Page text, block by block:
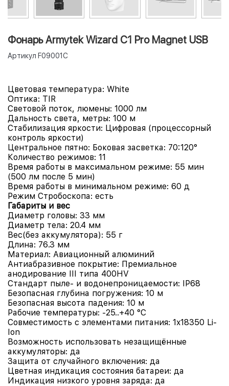
Фонарь Armytek Wizard C1 Pro Magnet USB
Артикул F09001C
Цветовая температура: White
Оптика: TIR
Световой поток, люмены: 1000 лм
Дальность света, метры: 100 м
Стабилизация яркости: Цифровая (процессорный
контроль яркости)
Центральное пятно: Боковая засветка: 70:120°
Количество режимов: 11
Время работы в максимальном режиме: 55 мин
(500 лм после 5 мин)
Время работы в минимальном режиме: 60 д
Режим Стробоскопа: есть
Габариты и вес
Диаметр головы: 33 мм
Диаметр тела: 20.4 мм
Вес(без аккумулятора): 55 г
Длина: 76.3 мм
Материал: Авиационный алюминий
Антиабразивное покрытие: Премиальное
анодирование III типа 400HV
Стандарт пыле- и водонепроницаемости: IP68
Безопасная глубина погружения: 10 м
Безопасная высота падения: 10 м
Рабочие температуры: -25..+40 °C
Совместимость с элементами питания: 1x18350 Li-
Ion
Возможность использовать незащищённые
аккумуляторы: да
Защита от случайного включения: да
Цветная индикация состояния батареи: да
Индикация низкого уровня заряда: да